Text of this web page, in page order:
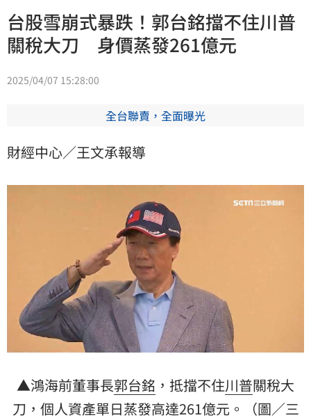
台股雪崩式暴跌！郭台銘擋不住川普
關稅大刀 身價蒸發261億元
2025/04/07 15:28:00
全台聯賣，全面曝光
財經中心／王文承報導
▲鴻海前董事長郭台銘 ，抵擋不住川普關稅大
刀，個人資產單日蒸發高達261億元。（圖／三